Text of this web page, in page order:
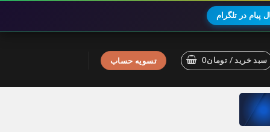
پیام در تلگرام
سبد خرید / تومان0 تسویه حساب